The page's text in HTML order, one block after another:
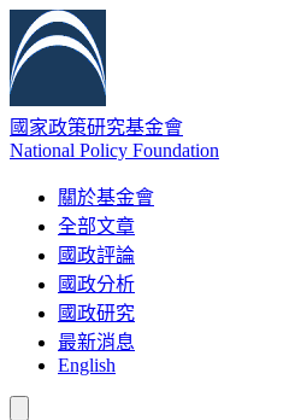
國家政策研究基金會
National Policy Foundation
關於基金會
全部文章
國政評論
國政分析
國政研究
最新消息
English